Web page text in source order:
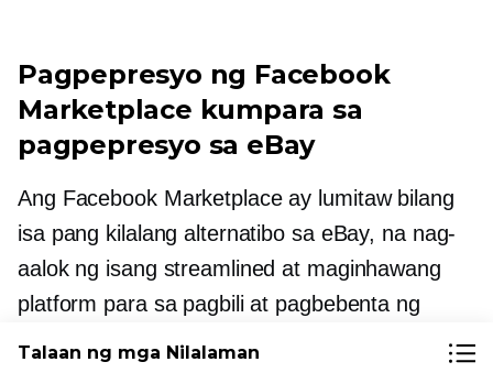
Pagpepresyo ng Facebook
Marketplace kumpara sa
pagpepresyo sa eBay
Ang Facebook Marketplace ay lumitaw bilang
isa pang kilalang alternatibo sa eBay, na nag-
aalok ng isang streamlined at maginhawang
platform para sa pagbili at pagbebenta ng
malawak na hanay ng mga kalakal sa lokal.
Talaan ng mga Nilalaman